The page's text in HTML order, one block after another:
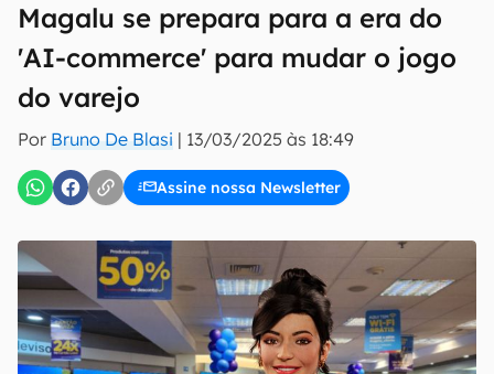
Magalu se prepara para a era do
'AI-commerce' para mudar o jogo
do varejo
Por Bruno De Blasi | 13/03/2025 às 18:49
Assine nossa Newsletter
E-mail
inscreva-se
Uso e Política de Privacidade do Canaltech.